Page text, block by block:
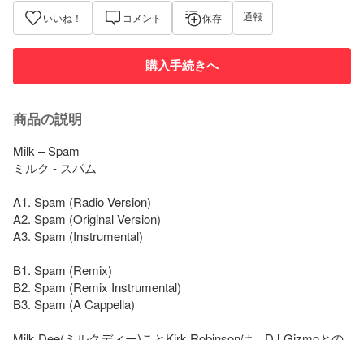
いいね！ コメント 保存 通報
購入手続きへ
商品の説明
Milk – Spam
ミルク - スパム
A1. Spam (Radio Version)
A2. Spam (Original Version)
A3. Spam (Instrumental)
B1. Spam (Remix)
B2. Spam (Remix Instrumental)
B3. Spam (A Cappella)